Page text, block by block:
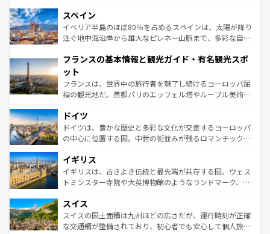
ろん、トスカーナの美しい田園風景やアマルフィ海岸の絶
景など、自然景観も見逃せない。観光の合間には、本場の
ピザやパスタなど、絶品のイタリア料理を堪能することも
ませてくれるイタリアで、忘れられない旅をしてみよう！
なお、新着のイタリア情報は
しい。
スペイン
イベリア半島のほぼ80％を占めるスペインは、太陽が降り
注ぐ地中海沿岸から雄大なピレネー山脈まで、多彩な自然
文化が根付くこの国では、情熱的なフラメンコ、熱気あふ
れる闘牛、そして美味しいタパスが生活の一部となってい
る。首都マドリードの洗練された雰囲気や、バルセロナの
アートに溢れた街角から、地方では古代ローマ遺跡や中世
せる。地方によって風土や気候が異なるスペインはその個
性で訪れる人を魅了する。 なお、新着のスペイン情報は コ
ンテンツ一覧を参照してほしい。
フランスの基本情報と観光ガイド・有名観光スポ
ット
フランスは、世界中の旅行者を魅了し続けるヨーロッパ屈
指の観光地だ。首都パリのエッフェル塔やルーブル美術館
で、幅広い魅力が詰まっている。華麗な宮殿、歴史的な大
聖堂、美しいビーチ、そして豊かな自然が、訪れる者を心
から魅了する。また、フランスは美食の国としても知ら
いる。シャンパンの発祥地であるランス、プロヴァンスの
香り高いラベンダー畑など、多彩な楽しみ方が可能だ。さ
らに、パリ以外の地域にも魅力が溢れており、どの街角に
れる地方に足を運ぶとそれぞれで全く異なる文化を体験で
きるだろう。 なお、新着のフランス情報はコンテンツ一覧
を参照してほしい。
ドイツ
ドイツは、豊かな歴史と多彩な文化が交差するヨーロッパ
の中心に位置する国。中世の街並みが残るロマンチック街
顔を持つこの国は、どこを歩いても飽きることがない。ベ
ルリンの文化的活気、バイエルン州のアルプスの絶景、そ
してライン川沿いのワイン畑といった風景は必見。ビール
は、お酒好きな人にはぜひ体験してほしい。 なお、新着の
ドイツ情報はコンテンツ一覧を参照してほしい。
イギリス
イギリスは、古きよき伝統と最先端が共存する国。ウェス
トミンスター寺院や大英博物館のようなランドマーク、歴
リアごとに異なる魅力がある。また、優雅なアフタヌーン
ティー、ビール好きにはたまらない英国パブ、サッカー観
戦など、本場だからこそできる体験も豊富。イギリスを旅
スイス
スイスの国土面積は九州ほどの広さだが、運行時刻が正確
な交通網が整備されており、初心者でも安心して個人旅行